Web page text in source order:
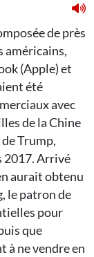
de près
américains,
(Apple) et
été
avec
de la Chine
Trump,
2017. Arrivé
aurait obtenu
le patron de
pour
que
à ne vendre en